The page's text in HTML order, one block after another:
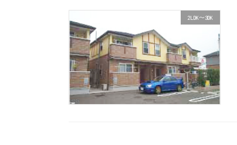
2LDK～3DK